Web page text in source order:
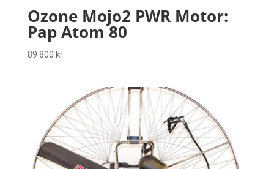
Ozone Mojo2 PWR Motor:
Pap Atom 80
89 800 kr